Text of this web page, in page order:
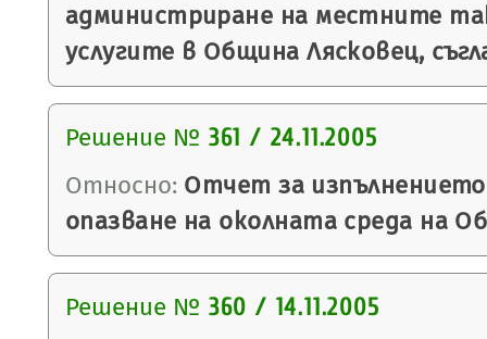
администриране на местните
услугите в Община Лясковец,
Решение № 361 / 24.11.2005
Относно: Отчет за
опазване на околната среда на
Решение № 360 / 14.11.2005